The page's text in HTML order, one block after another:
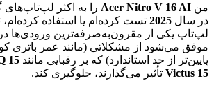
من Acer Nitro V 16 AI را به اکثر
در سال 2025 تست کرده‌ام یا استفاده
لپ‌تاپ یکی از مقرون‌به‌صرفه‌ترین ورودی‌ها
موفق می‌شود از مشکلاتی (مانند عمر باتری
پایین‌تر از حد استاندارد) که بر رقبایی مانند 15
Victus 15 تأثیر می‌گذارند، جلوگیری کند.